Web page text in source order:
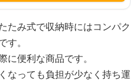
たみ式で収納時にはコンパク
す。
に便利な商品です。
なっても負担が少なく持ち運